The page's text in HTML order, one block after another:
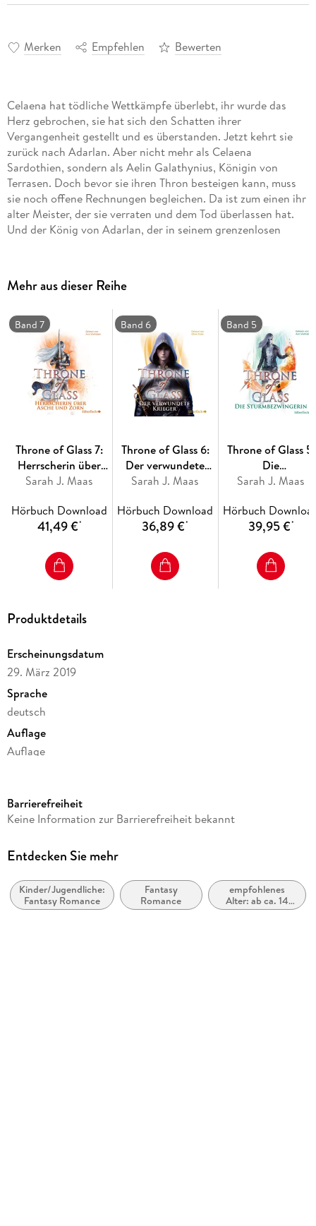
Merken Empfehlen Bewerten
Celaena hat tödliche Wettkämpfe überlebt, ihr wurde das
Herz gebrochen, sie hat sich den Schatten ihrer
Vergangenheit gestellt und es überstanden. Jetzt kehrt sie
zurück nach Adarlan. Aber nicht mehr als Celaena
Sardothien, sondern als Aelin Galathynius, Königin von
Terrasen. Doch bevor sie ihren Thron besteigen kann, muss
sie noch offene Rechnungen begleichen. Da ist zum einen ihr
alter Meister, der sie verraten und dem Tod überlassen hat.
Und der König von Adarlan, der in seinem grenzenlosen
einer Kämpferin, würdig einer dunklen Königin . . .
Dies ist Band 4 der »Throne of Glass«-Reihe. Alle Hörbücher
der epischen Fantasy Romance:
-- Vorgeschichte: Celaenas Geschichte. Novella 1 5
-- Band 1: Die Erwählte
-- Band 2: Kriegerin im Schatten
-- Band 3: Erbin des Feuers
-- Band 4: Königin der Finsternis
-- Band 5: Die Sturmbezwingerin
-- Band 7: Herrscherin über Asche und Zorn
Die Reihe ist abgeschlossen.
Mehr aus dieser Reihe
Band 7
Throne of Glass 7:
Herrscherin über
Asche und Zorn
Sarah J. Maas
Hörbuch Download
41,49 €*
Band 6
Throne of Glass 6:
Der verwundete
Krieger
Sarah J. Maas
Hörbuch Download
36,89 €*
Band 5
Throne of Glass 5:
Die
Sturmbezwingerin
Sarah J. Maas
Hörbuch
39,95 €*
Produktdetails
Erscheinungsdatum
29. März 2019
Sprache
deutsch
Auflage
Auflage
Dateigröße
Laufzeit
Altersempfehlung
ab 16 Jahre
Barrierefreiheit
Keine Information zur Barrierefreiheit bekannt
Entdecken Sie mehr
Kinder/Jugendliche:
Fantasy Romance
Fantasy
Romance
empfohlenes
Alter: ab ca. 14
Jahre